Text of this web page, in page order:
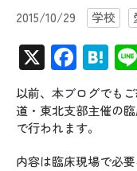
2015/10/29 学校
X
以前、本ブログでも
道・東北支部主催の
で行われます。
内容は臨床現場で必